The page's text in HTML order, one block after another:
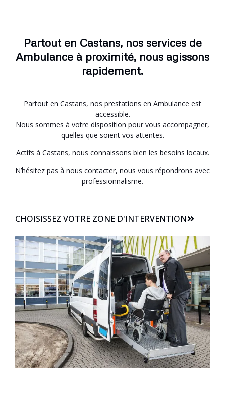
Partout en Castans, nos services de
Ambulance à proximité, nous agissons
rapidement.
Partout en Castans, nos prestations en Ambulance est
accessible.
Nous sommes à votre disposition pour vous accompagner,
quelles que soient vos attentes.
Actifs à Castans, nous connaissons bien les besoins locaux.
N’hésitez pas à nous contacter, nous vous répondrons avec
professionnalisme.
CHOISISSEZ VOTRE ZONE D'INTERVENTION